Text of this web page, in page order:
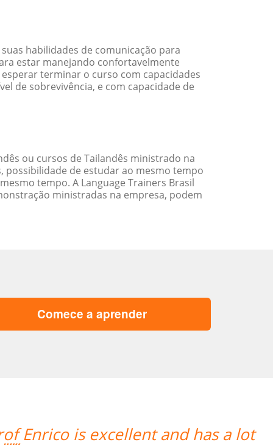
habilidades de comunicação para
estar manejando confortavelmente
terminar o curso com capacidades
de sobrevivência, e com capacidade de
ou cursos de Tailandês ministrado na
possibilidade de estudar ao mesmo tempo
tempo. A Language Trainers Brasil
ministradas na empresa, podem
Comece a aprender
is excellent and has a lot